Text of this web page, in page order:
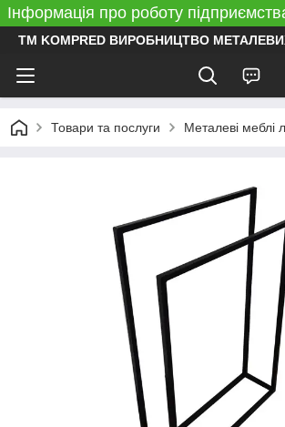
Інформація про роботу
ТМ KOMPRED ВИРОБНИЦТВО
Товари та послуги Металеві меблі